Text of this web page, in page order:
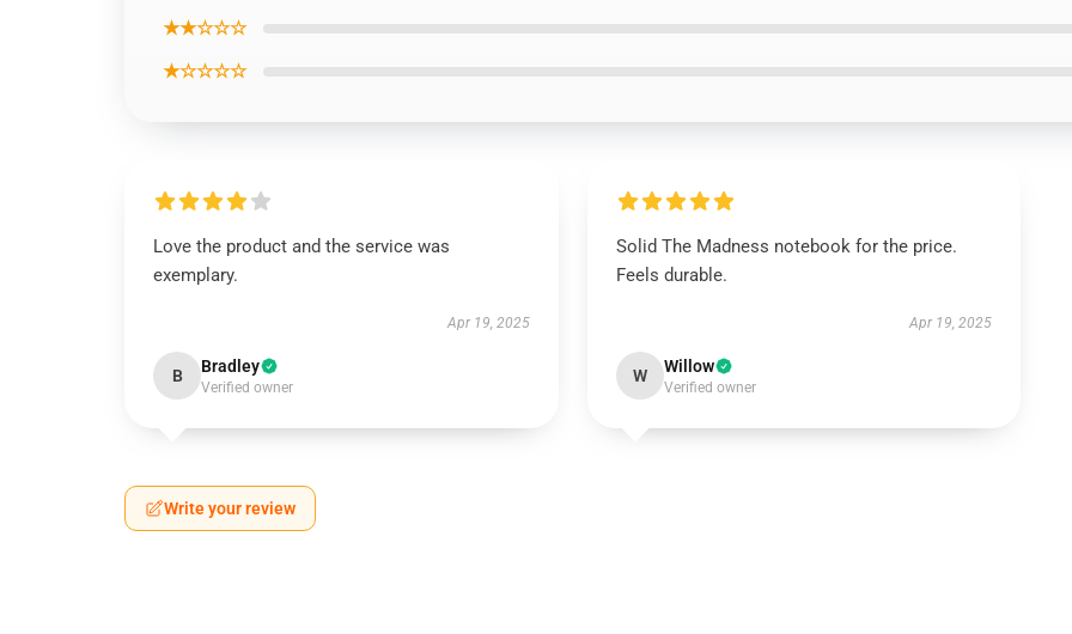
★★☆☆☆
★☆☆☆☆
Love the product and the service was
exemplary.
Apr 19, 2025
B Bradley
Verified owner
Solid The Madness notebook for the price.
Feels durable.
Apr 19, 2025
W Willow
Verified owner
Write your review